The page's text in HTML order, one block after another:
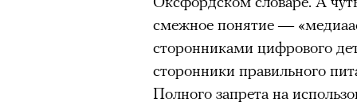
смежное понятие —
сторонниками цифрового
сторонники правильного
Полного запрета на
Главное
Горы привлекают людей
концентрации, в
остается только